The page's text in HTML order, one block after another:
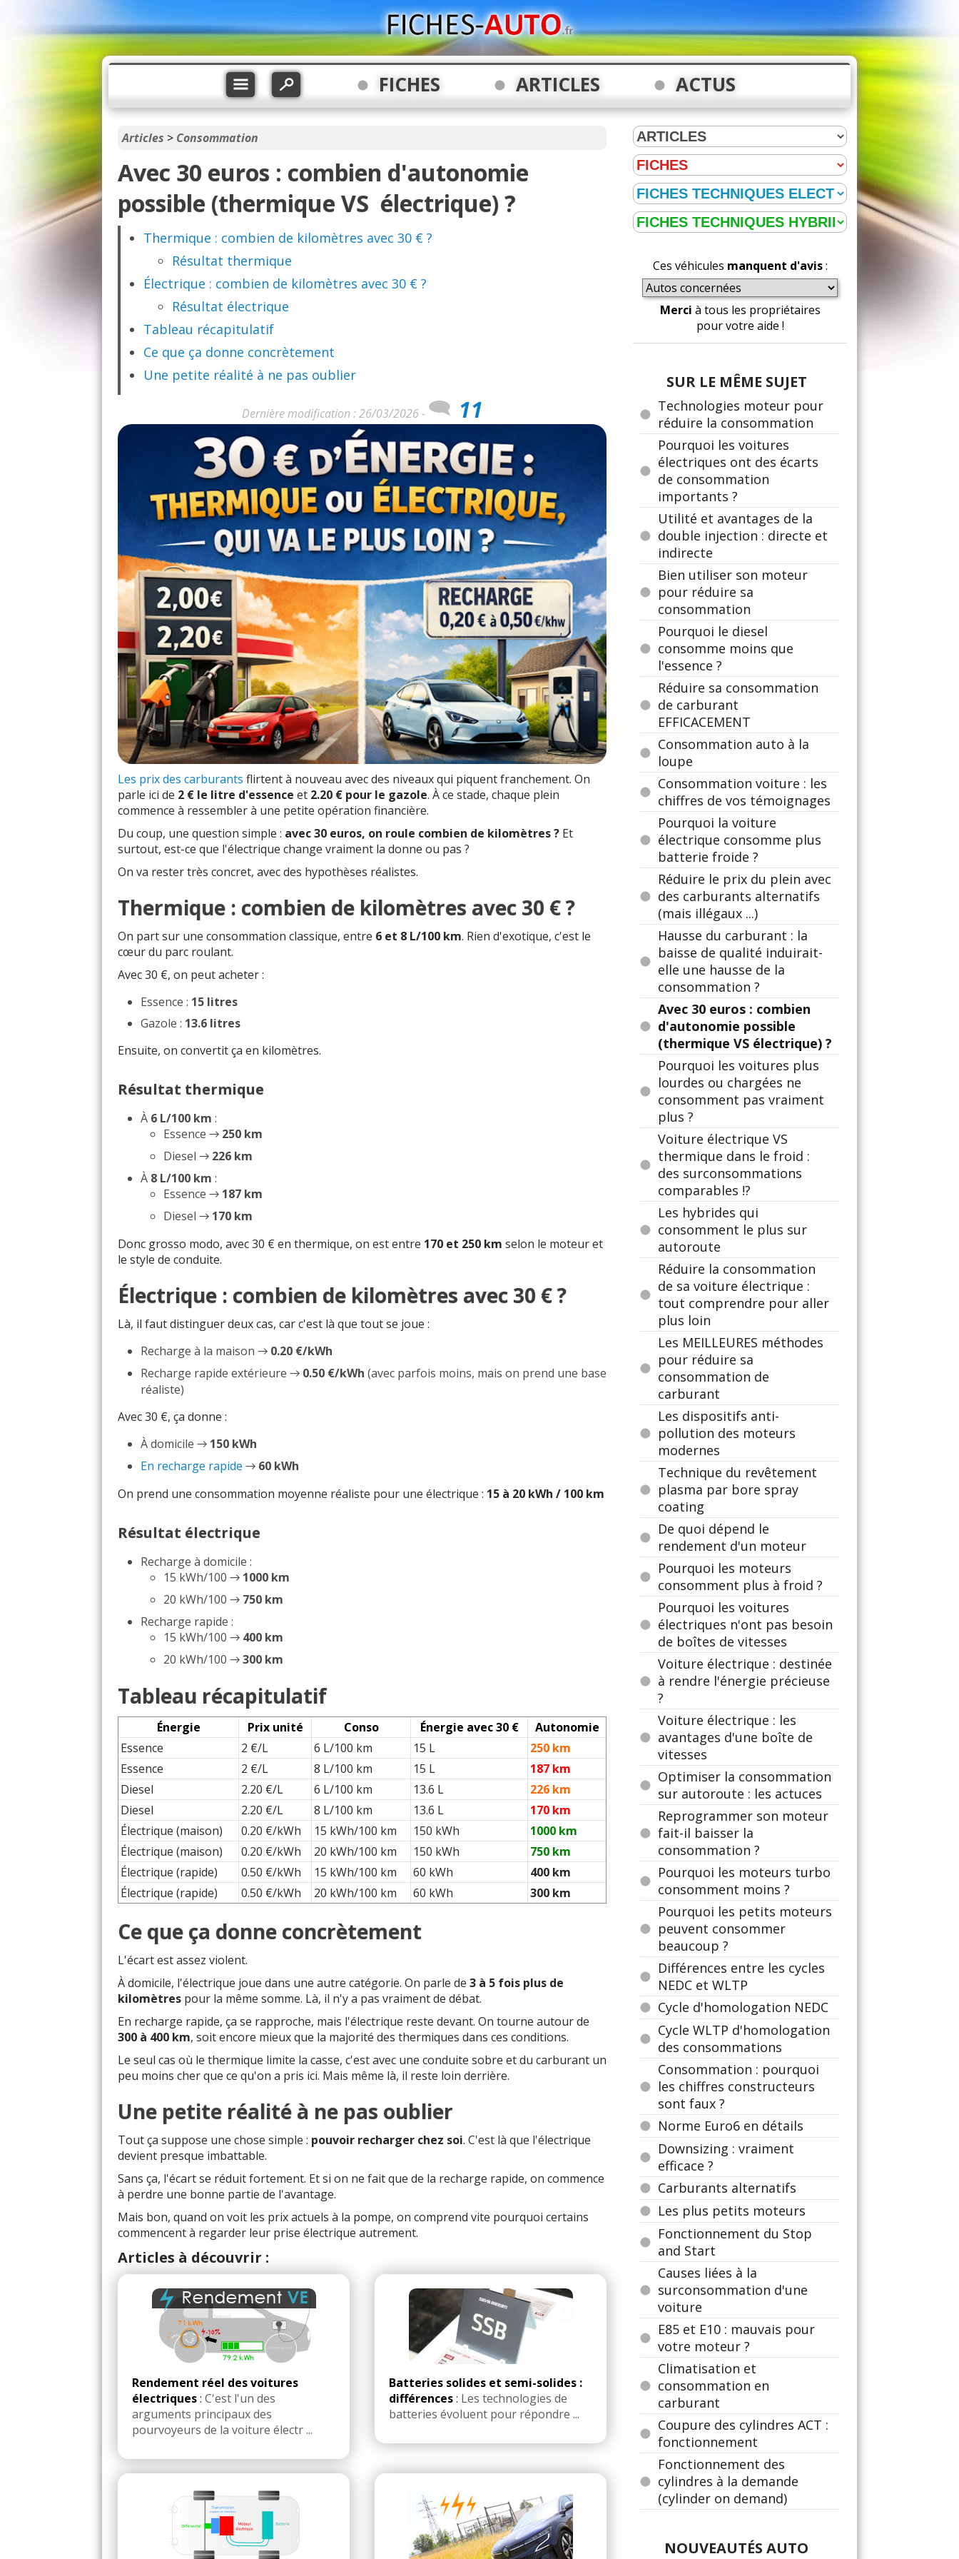
FICHES ARTICLES ACTUS
Articles > Consommation
Avec 30 euros : combien d'autonomie
possible (thermique VS électrique) ?
Thermique : combien de kilomètres avec 30 € ?
Résultat thermique
Électrique : combien de kilomètres avec 30 € ?
Résultat électrique
Tableau récapitulatif
Ce que ça donne concrètement
Une petite réalité à ne pas oublier
Dernière modification : 26/03/2026 - 11
Les prix des carburants flirtent à nouveau avec des niveaux qui piquent franchement. On
parle ici de 2 € le litre d'essence et 2.20 € pour le gazole. À ce stade, chaque plein
commence à ressembler à une petite opération financière.
Du coup, une question simple : avec 30 euros, on roule combien de kilomètres ? Et
surtout, est-ce que l'électrique change vraiment la donne ou pas ?
On va rester très concret, avec des hypothèses réalistes.
Thermique : combien de kilomètres avec 30 € ?
On part sur une consommation classique, entre 6 et 8 L/100 km. Rien d'exotique, c'est le
cœur du parc roulant.
Avec 30 €, on peut acheter :
Essence : 15 litres
Gazole : 13.6 litres
Ensuite, on convertit ça en kilomètres.
Résultat thermique
À 6 L/100 km :
Essence → 250 km
Diesel → 226 km
À 8 L/100 km :
Essence → 187 km
Diesel → 170 km
Donc grosso modo, avec 30 € en thermique, on est entre 170 et 250 km selon le moteur et
le style de conduite.
Électrique : combien de kilomètres avec 30 € ?
Là, il faut distinguer deux cas, car c'est là que tout se joue :
Recharge à la maison → 0.20 €/kWh
Recharge rapide extérieure → 0.50 €/kWh (avec parfois moins, mais on prend une base
réaliste)
Avec 30 €, ça donne :
À domicile → 150 kWh
En recharge rapide → 60 kWh
On prend une consommation moyenne réaliste pour une électrique : 15 à 20 kWh / 100 km
Résultat électrique
Recharge à domicile :
15 kWh/100 → 1000 km
20 kWh/100 → 750 km
Recharge rapide :
15 kWh/100 → 400 km
20 kWh/100 →300 km
Tableau récapitulatif
Énergie Prix unité Conso Énergie avec 30 €
Autonomie
Essence
2 €/L 6 L/100 km 15 L
250 km
Essence
2 €/L 8 L/100 km 15 L
187 km
Diesel
2.20 €/L 6 L/100 km 13.6 L
226 km
Diesel
2.20 €/L 8 L/100 km 13.6 L
170 km
Électrique (maison)
0.20 €/kWh 15 kWh/100 km 150 kWh
1000 km
Électrique (maison)
0.20 €/kWh 20 kWh/100 km 150 kWh
750 km
Électrique (rapide)
0.50 €/kWh 15 kWh/100 km 60 kWh
400 km
Électrique (rapide)
0.50 €/kWh 20 kWh/100 km 60 kWh 300 km
Ce que ça donne concrètement
L'écart est assez violent.
À domicile, l'électrique joue dans une autre catégorie. On parle de 3 à 5 fois plus de
kilomètres pour la même somme. Là, il n'y a pas vraiment de débat.
En recharge rapide, ça se rapproche, mais l'électrique reste devant. On tourne autour de
300 à 400 km, soit encore mieux que la majorité des thermiques dans ces conditions.
Le seul cas où le thermique limite la casse, c'est avec une conduite sobre et du carburant un
peu moins cher que ce qu'on a pris ici. Mais même là, il reste loin derrière.
Une petite réalité à ne pas oublier
Tout ça suppose une chose simple : pouvoir recharger chez soi. C'est là que l'électrique
devient presque imbattable.
Sans ça, l'écart se réduit fortement. Et si on ne fait que de la recharge rapide, on commence
à perdre une bonne partie de l'avantage.
Mais bon, quand on voit les prix actuels à la pompe, on comprend vite pourquoi certains
commencent à regarder leur prise électrique autrement.
Articles à découvrir :
Rendement réel des voitures
électriques: C'est l'un des
arguments principaux des
pourvoyeurs de la voiture électr ...
Batteries solides et semi-solides :
différences: Les technologies de
batteries évoluent pour répondre ...
Ces véhicules manquent d'avis:
Merci à tous les propriétaires
pour votre aide !
SUR LE MÊME SUJET
Technologies moteur pour
réduire la consommation
Pourquoi les voitures
électriques ont des écarts
de consommation
importants ?
Utilité et avantages de la
double injection : directe et
indirecte
Bien utiliser son moteur
pour réduire sa
consommation
Pourquoi le diesel
consomme moins que
l'essence ?
Réduire sa consommation
de carburant
EFFICACEMENT
Consommation auto à la
loupe
Consommation voiture : les
chiffres de vos témoignages
Pourquoi la voiture
électrique consomme plus
batterie froide ?
Réduire le prix du plein avec
des carburants alternatifs
(mais illégaux ...)
Hausse du carburant : la
baisse de qualité induirait-
elle une hausse de la
consommation ?
Avec 30 euros : combien
d'autonomie possible
(thermique VS électrique) ?
Pourquoi les voitures plus
lourdes ou chargées ne
consomment pas vraiment
plus ?
Voiture électrique VS
thermique dans le froid :
des surconsommations
comparables !?
Les hybrides qui
consomment le plus sur
autoroute
Réduire la consommation
de sa voiture électrique :
tout comprendre pour aller
plus loin
Les MEILLEURES méthodes
pour réduire sa
consommation de
carburant
Les dispositifs anti-
pollution des moteurs
modernes
Technique du revêtement
plasma par bore spray
coating
De quoi dépend le
rendement d'un moteur
Pourquoi les moteurs
consomment plus à froid ?
Pourquoi les voitures
électriques n'ont pas besoin
de boîtes de vitesses
Voiture électrique : destinée
à rendre l'énergie précieuse
?
Voiture électrique : les
avantages d'une boîte de
vitesses
Optimiser la consommation
sur autoroute : les actuces
Reprogrammer son moteur
fait-il baisser la
consommation ?
Pourquoi les moteurs turbo
consomment moins ?
Pourquoi les petits moteurs
peuvent consommer
beaucoup ?
Différences entre les cycles
NEDC et WLTP
Cycle d'homologation NEDC
Cycle WLTP d'homologation
des consommations
Consommation : pourquoi
les chiffres constructeurs
sont faux ?
Norme Euro6 en détails
Downsizing : vraiment
efficace ?
Carburants alternatifs
Les plus petits moteurs
Fonctionnement du Stop
and Start
Causes liées à la
surconsommation d'une
voiture
E85 et E10 : mauvais pour
votre moteur ?
Climatisation et
consommation en
carburant
Coupure des cylindres ACT :
fonctionnement
Fonctionnement des
cylindres à la demande
(cylinder on demand)
NOUVEAUTÉS AUTO